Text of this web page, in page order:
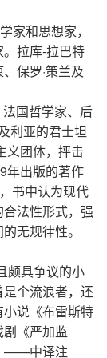
家和思想家，
拉库-拉巴特
保罗·策兰及
国哲学家、后
利亚的君士坦
义团体，抨击
年出版的著作
书中认为现代
法性形式，强
无规律性。
颇具争议的小
个流浪者，还
说《布雷斯特
《严加监
——中译注